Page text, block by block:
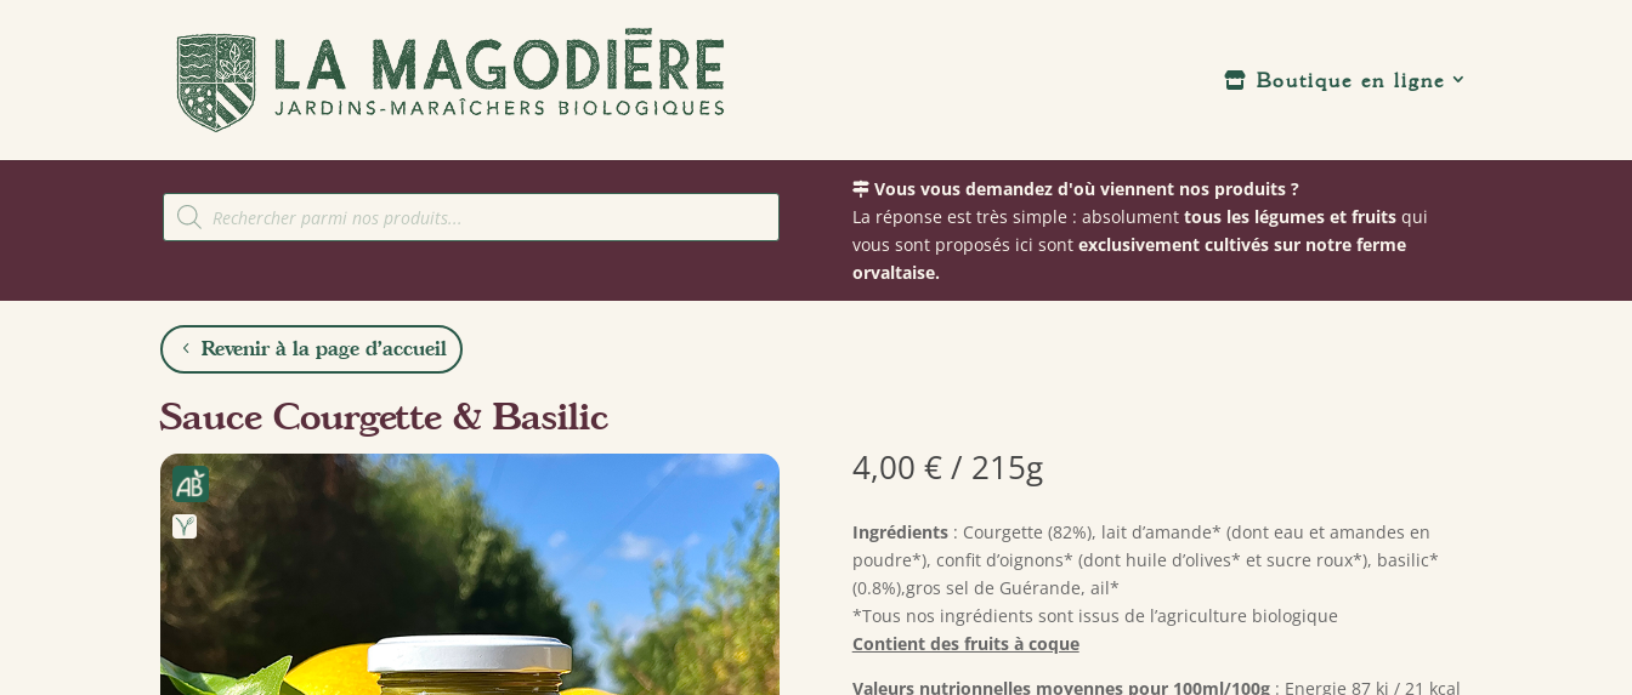
Boutique en ligne
Recherche
de
produits
Vous vous demandez d'où viennent nos produits ?
La réponse est très simple : absolument tous les légumes et fruitsqui
vous sont proposés ici sont exclusivement cultivés sur notre ferme
orvaltaise.
Revenir à la page d'accueil
Sauce Courgette & Basilic
4,00 €/ 215g
Ingrédients: Courgette (82%), lait d’amande* (dont eau et amandes en
poudre*), confit d’oignons* (dont huile d’olives* et sucre roux*), basilic*
(0.8%),gros sel de Guérande, ail*
*Tous nos ingrédients sont issus de l’agriculture biologique
Contient des fruits à coque
Valeurs nutrionnelles moyennes pour 100ml/100g: Energie 87 kj / 21 kcal